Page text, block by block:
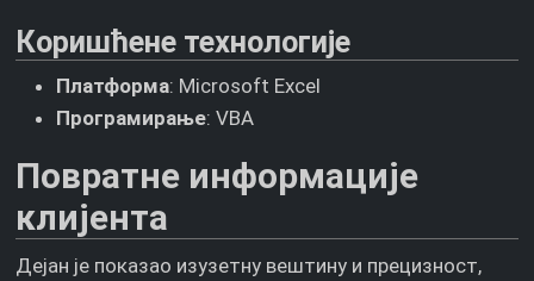
Коришћене технологије
Платформа: Microsoft Excel
Програмирање: VBA
Повратне информације
клијента
Дејан је показао изузетну вештину и прецизност,